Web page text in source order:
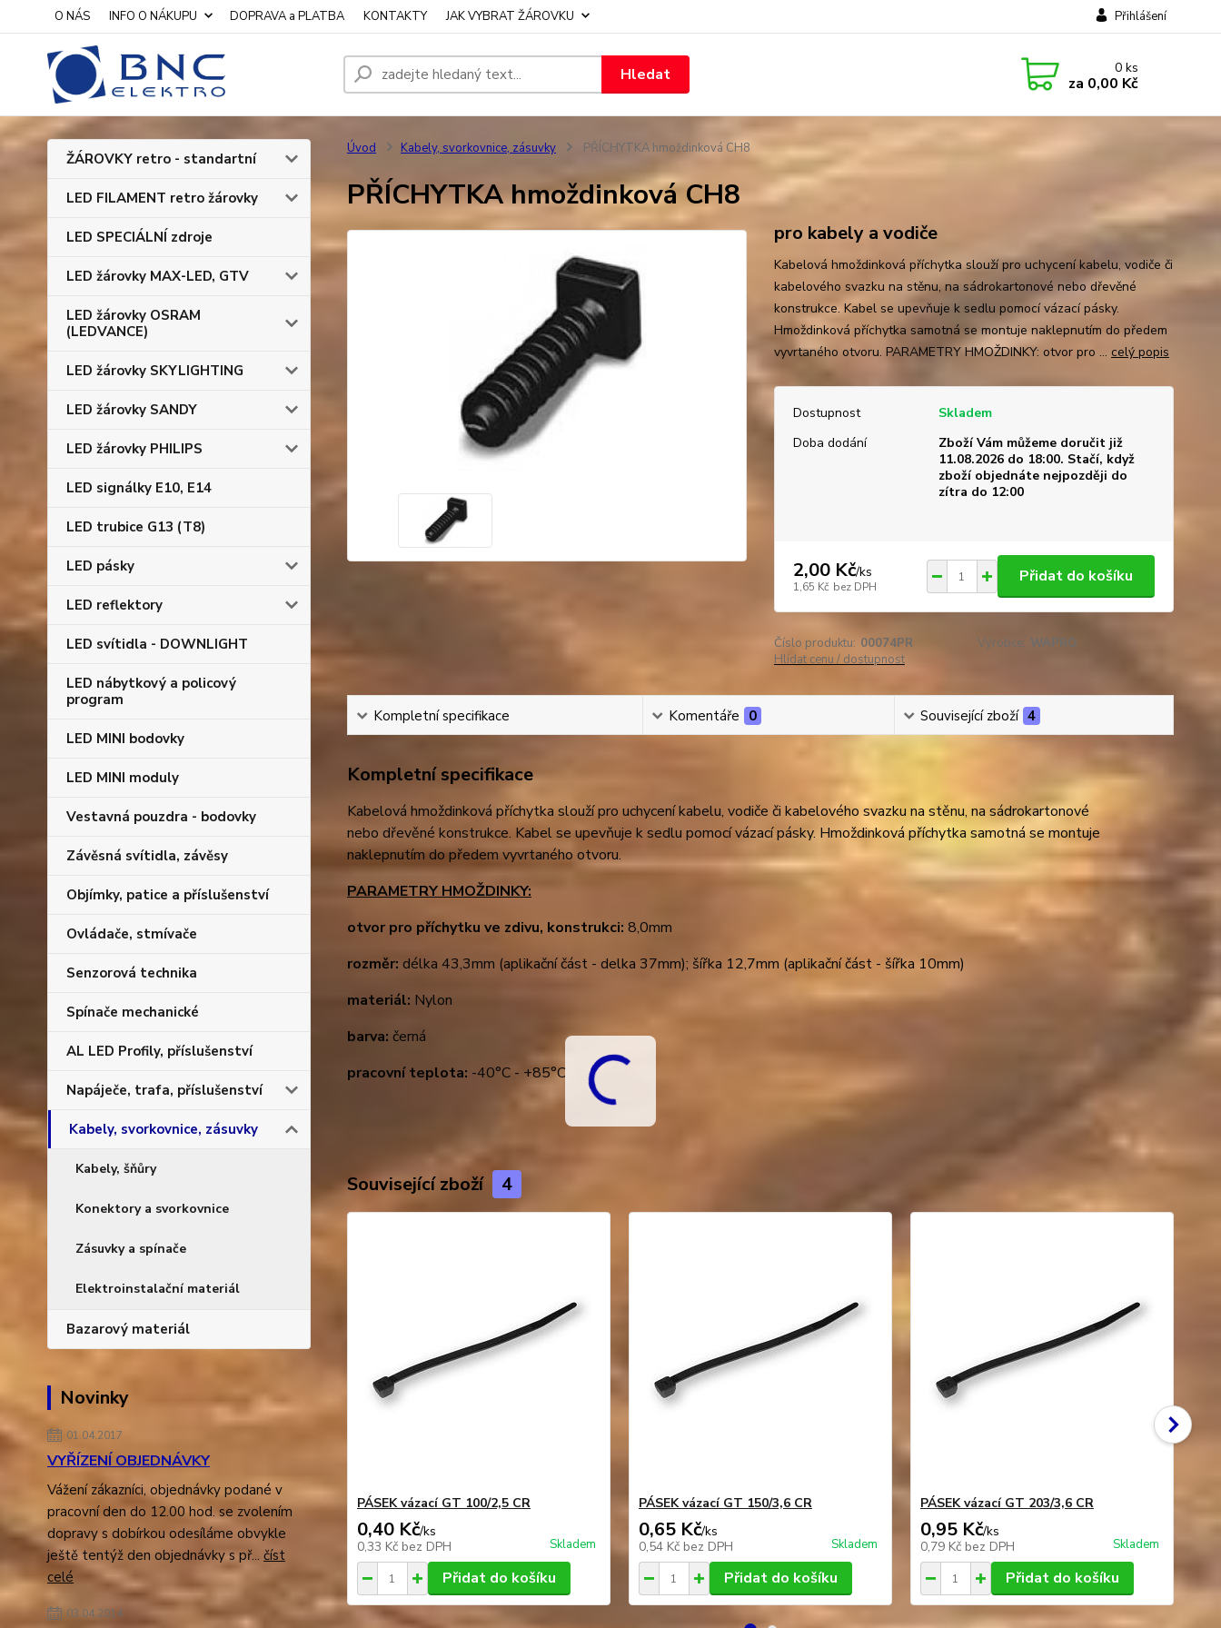
O NÁS INFO O NÁKUPU DOPRAVA a PLATBA KONTAKTY JAK VYBRAT ŽÁROVKU Přihlášení
Hledat 0ks
za 0,00 Kč
ŽÁROVKY retro - standartní
LED FILAMENT retro žárovky
LED SPECIÁLNÍ zdroje
LED žárovky MAX-LED, GTV
LED žárovky OSRAM
(LEDVANCE)
LED žárovky SKYLIGHTING
LED žárovky SANDY
LED žárovky PHILIPS
LED signálky E10, E14
LED trubice G13 (T8)
LED pásky
LED reflektory
LED svítidla - DOWNLIGHT
LED nábytkový a policový
program
LED MINI bodovky
LED MINI moduly
Vestavná pouzdra - bodovky
Závěsná svítidla, závěsy
Objímky, patice a příslušenství
Ovládače, stmívače
Senzorová technika
Spínače mechanické
AL LED Profily, příslušenství
Napáječe, trafa, příslušenství
Kabely, svorkovnice, zásuvky
Kabely, šňůry
Konektory a svorkovnice
Zásuvky a spínače
Elektroinstalační materiál
Bazarový materiál
Novinky
01.04.2017
VYŘÍZENÍ OBJEDNÁVKY
Vážení zákazníci, objednávky podané v
pracovní den do 12.00 hod. se zvolením
dopravy s dobírkou odesíláme obvykle
ještě tentýž den objednávky s př... číst
celé
03.04.2014
Úvod Kabely, svorkovnice, zásuvky PŘÍCHYTKA hmoždinková CH8
PŘÍCHYTKA hmoždinková CH8
pro kabely a vodiče
Kabelová hmoždinková příchytka slouží pro uchycení kabelu, vodiče či
kabelového svazku na stěnu, na sádrokartonové nebo dřevěné
konstrukce. Kabel se upevňuje k sedlu pomocí vázací pásky.
Hmoždinková příchytka samotná se montuje naklepnutím do předem
vyvrtaného otvoru. PARAMETRY HMOŽDINKY: otvor pro ... celý popis
Dostupnost
Skladem
Doba dodání
Zboží Vám můžeme doručit již
11.08.2026 do 18:00. Stačí, když
zboží objednáte nejpozději do
zítra do 12:00
2,00 Kč/ks
1,65 Kč bez DPH
Přidat do košíku
Číslo produktu: 00074PR Výrobce: WAPRO
Hlídat cenu / dostupnost
Kompletní specifikace Komentáře 0 Související zboží 4
Kompletní specifikace
Kabelová hmoždinková příchytka slouží pro uchycení kabelu, vodiče či kabelového svazku na stěnu, na sádrokartonové
nebo dřevěné konstrukce. Kabel se upevňuje k sedlu pomocí vázací pásky. Hmoždinková příchytka samotná se montuje
naklepnutím do předem vyvrtaného otvoru.
PARAMETRY HMOŽDINKY:
otvor pro příchytku ve zdivu, konstrukci: 8,0mm
rozměr: délka 43,3mm (aplikační část - delka 37mm); šířka 12,7mm (aplikační část - šířka 10mm)
materiál: Nylon
barva: černá
pracovní teplota: -40°C - +85°C
Související zboží 4
PÁSEK vázací GT 100/2,5 CR
0,40 Kč/ks
0,33 Kč bez DPH Skladem
Přidat do košíku
PÁSEK vázací GT 150/3,6 CR
0,65 Kč/ks
0,54 Kč bez DPH Skladem
Přidat do košíku
PÁSEK vázací GT 203/3,6 CR
0,95 Kč/ks
0,79 Kč bez DPH Skladem
Přidat do košíku